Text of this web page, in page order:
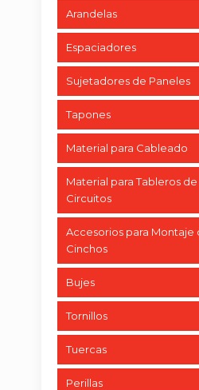
Arandelas
Espaciadores
Sujetadores de Paneles
Tapones
Material para Cableado
Material para Tableros de
Circuitos
Accesorios para Montaje
Cinchos
Bujes
Tornillos
Tuercas
Perillas